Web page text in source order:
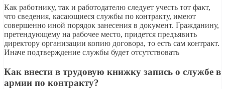
Как работнику, так и работодателю следует учесть тот факт,
что сведения, касающиеся службы по контракту, имеют
совершенно иной порядок занесения в документ. Гражданину,
претендующему на рабочее место, придется предъявить
директору организации копию договора, то есть сам контракт.
Иначе подтверждение службы будет отсутствовать
Как внести в трудовую книжку запись о службе в
армии по контракту?